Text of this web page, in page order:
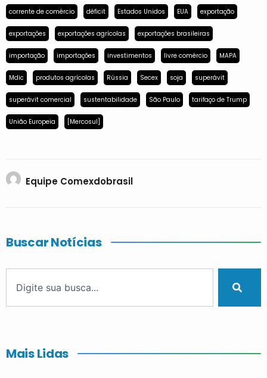
corrente de comércio déficit Estados Unidos EUA exportação
exportações exportações agrícolas exportações brasileiras
importação importações investimentos livre comércio MAPA
Mdic produtos agrícolas Rússia Secex soja superávit
superávit comercial sustentabilidade São Paulo tarifaço de Trump
União Europeia [Mercosul]
Equipe Comexdobrasil
Buscar Notícias
Mais Lidas